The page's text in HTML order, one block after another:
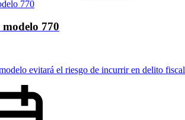
770
evitará el riesgo de incurrir en delito fiscal